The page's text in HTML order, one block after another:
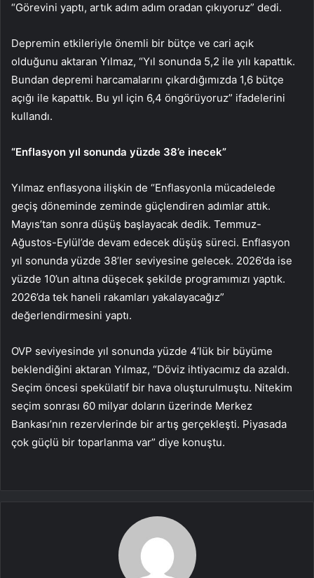
“Görevini yaptı, artık adım adım oradan çıkıyoruz” dedi.
Depremin etkileriyle önemli bir bütçe ve cari açık
olduğunu aktaran Yılmaz, “Yıl sonunda 5,2 ile yılı kapattık.
Bundan depremi harcamalarını çıkardığımızda 1,6 bütçe
açığı ile kapattık. Bu yıl için 6,4 öngörüyoruz” ifadelerini
kullandı.
“Enflasyon yıl sonunda yüzde 38’e inecek”
Yılmaz enflasyona ilişkin de “Enflasyonla mücadelede
geçiş döneminde zeminde güçlendiren adımlar attık.
Mayıs’tan sonra düşüş başlayacak dedik. Temmuz-
Ağustos-Eylül’de devam edecek düşüş süreci. Enflasyon
yıl sonunda yüzde 38’ler seviyesine gelecek. 2026’da ise
yüzde 10’un altına düşecek şekilde programımızı yaptık.
2026’da tek haneli rakamları yakalayacağız”
değerlendirmesini yaptı.
OVP seviyesinde yıl sonunda yüzde 4’lük bir büyüme
beklendiğini aktaran Yılmaz, “Döviz ihtiyacımız da azaldı.
Seçim öncesi spekülatif bir hava oluşturulmuştu. Nitekim
seçim sonrası 60 milyar doların üzerinde Merkez
Bankası’nın rezervlerinde bir artış gerçekleşti. Piyasada
çok güçlü bir toparlanma var” diye konuştu.